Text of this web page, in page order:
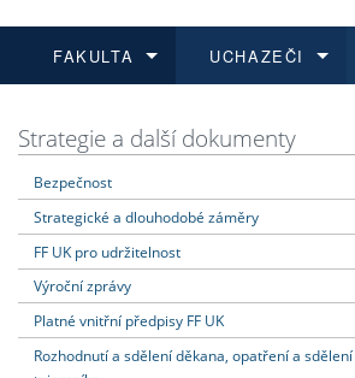
FAKULTA
Dozvědět se více
UCHAZEČI
Podat přihlášku
Dozvědět se více
Dozvědět se více
Dozvědět se více
Strategie a další dokumenty
Bezpečnost
Strategické a dlouhodobé záměry
FF UK pro udržitelnost
Výroční zprávy
Platné vnitřní předpisy FF UK
Rozhodnutí a sdělení děkana, opatření a sdělení